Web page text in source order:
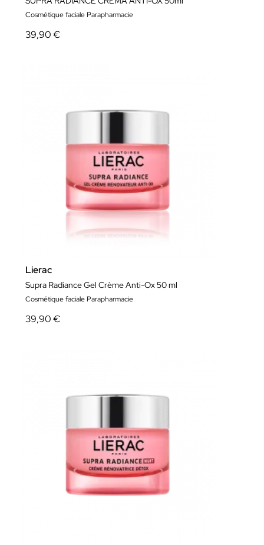
Cosmétique faciale Parapharmacie
39,90 €
Lierac
Supra Radiance Gel Crème Anti-Ox 50 ml
Cosmétique faciale Parapharmacie
39,90 €